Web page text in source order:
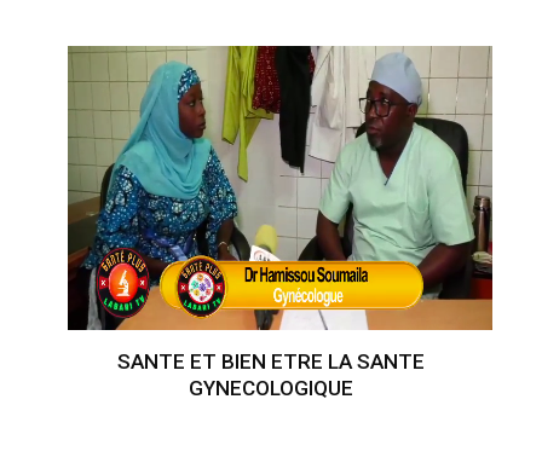
SANTE ET BIEN ETRE LA SANTE
GYNECOLOGIQUE